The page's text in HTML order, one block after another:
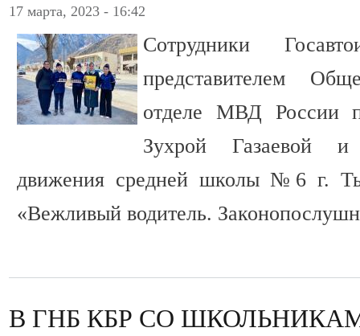
17 марта, 2023 - 16:42
Сотрудники
представителем
отделе МВД России
Зухрой Газаевой
движения средней школы №6 г.
«Вежливый водитель.
В ГНБ КБР СО